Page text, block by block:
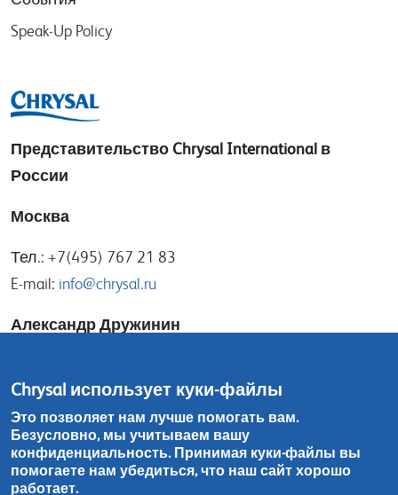
Speak-Up Policy
Представительство Chrysal International в
России
Москва
Тел.: +7(495) 767 21 83
E-mail: info@chrysal.ru
Александр Дружинин
E-mail:igor@chrysal.ru
Тел.: +7(965) 198 12 74
Chrysal использует куки-файлы
Это позволяет нам лучше помогать вам.
Безусловно, мы учитываем вашу
конфиденциальность. Принимая куки-файлы вы
помогаете нам убедиться, что наш сайт хорошо
работает.